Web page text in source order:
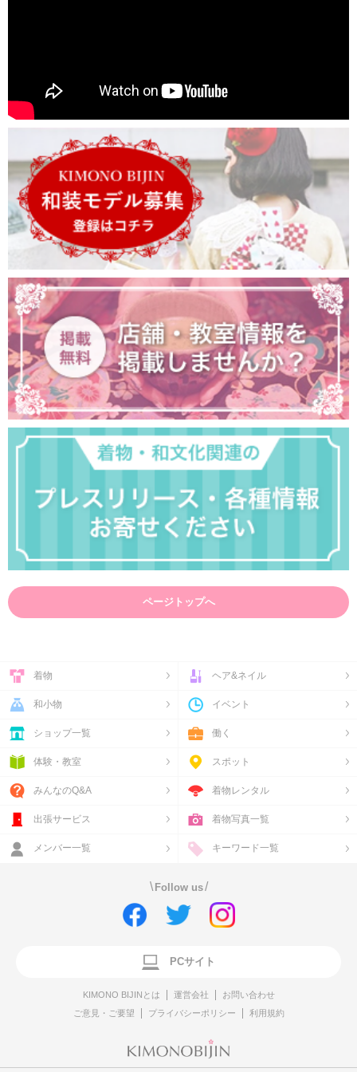
ページトップへ
着物 ヘア&ネイル
和小物 イベント
ショップ一覧 働く
体験・教室 スポット
みんなのQ&A 着物レンタル
出張サービス 着物写真一覧
メンバー一覧 キーワード一覧
\ Follow us/
PCサイト
KIMONO BIJINとは 運営会社
お問い合わせ
ご意見・ご要望
プライバシーポリシー 利用規約